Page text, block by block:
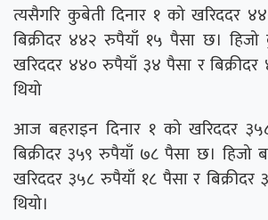
त्यसैगरि कुबेती दिनार १ को खरिददर
बिक्रीदर ४४२ रुपैयाँ १५ पैसा छ।
खरिददर ४४० रुपैयाँ ३४ पैसा र
थियो
आज बहराइन दिनार १ को खरिददर
बिक्रीदर ३५९ रुपैयाँ ७८ पैसा छ। हिजो
खरिददर ३५८ रुपैयाँ १८ पैसा र
थियो।